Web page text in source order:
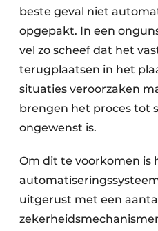
beste geval niet
opgepakt. In een
vel zo scheef dat het
terugplaatsen in het
situaties veroorzaken
brengen het proces tot
ongewenst is.
Om dit te voorkomen is
uitgerust met een